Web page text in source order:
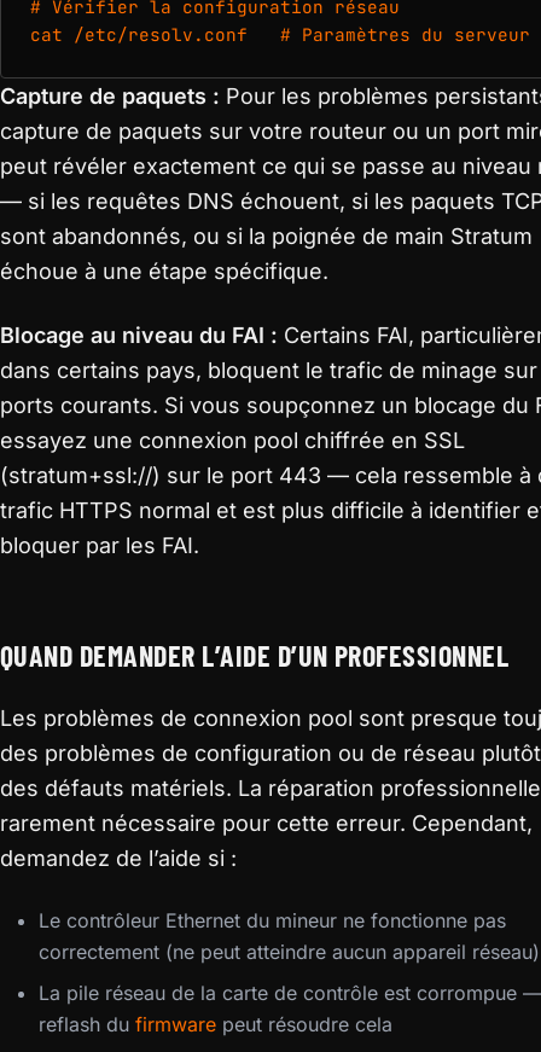
# Vérifier la configuration réseau
cat /etc/resolv.conf   # Paramètres du serveur
Capture de paquets : Pour les problèmes
capture de paquets sur votre routeur ou un port
peut révéler exactement ce qui se passe au niveau
— si les requêtes DNS échouent, si les paquets
sont abandonnés, ou si la poignée de main Stratum
échoue à une étape spécifique.
Blocage au niveau du FAI : Certains FAI,
dans certains pays, bloquent le trafic de minage
ports courants. Si vous soupçonnez un blocage du
essayez une connexion pool chiffrée en SSL
(stratum+ssl://) sur le port 443 — cela ressemble à
trafic HTTPS normal et est plus difficile à identifier
bloquer par les FAI.
QUAND DEMANDER L’AIDE D’UN PROFESSIONNEL
Les problèmes de connexion pool sont presque
des problèmes de configuration ou de réseau
des défauts matériels. La réparation
rarement nécessaire pour cette erreur. Cependant,
demandez de l’aide si :
Le contrôleur Ethernet du mineur ne fonctionne pas
correctement (ne peut atteindre aucun appareil réseau)
La pile réseau de la carte de contrôle est corrompue
reflash du firmware peut résoudre cela